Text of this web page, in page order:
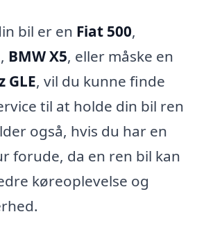
bil er en Fiat 500,
, BMW X5, eller måske en
GLE, vil du kunne finde
til at holde din bil ren
også, hvis du har en
forude, da en ren bil kan
køreoplevelse og